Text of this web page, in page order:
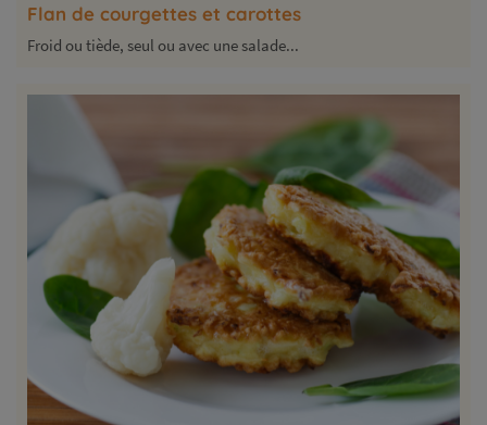
Flan de courgettes et carottes
Froid ou tiède, seul ou avec une salade...